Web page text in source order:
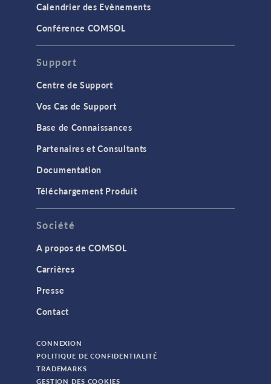
Calendrier des Evènements
Conférence COMSOL
Support
Centre de Support
Vos Cas de Support
Base de Connaissances
Partenaires et Consultants
Documentation
Téléchargement Produit
Société
A propos de COMSOL
Carrières
Presse
Contact
CONNEXION
POLITIQUE DE CONFIDENTIALITÉ
TRADEMARKS
GESTION DES COOKIES